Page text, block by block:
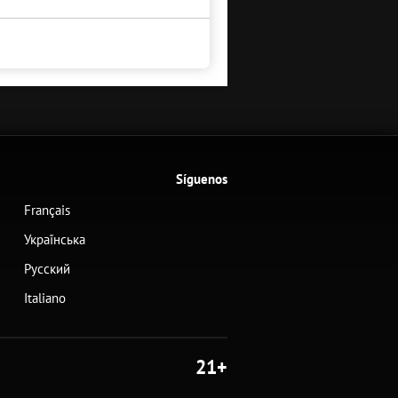
Français
Українська
Русский
Italiano
Síguenos
21+